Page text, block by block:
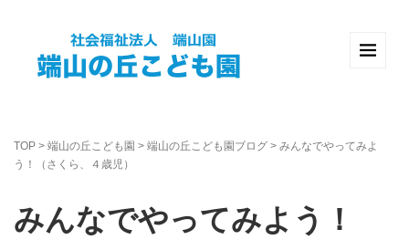
TOP > 端山の丘こども園 > 端山の丘こども園ブログ > みんなでやってみよ
う！（さくら、４歳児）
みんなでやってみよう！